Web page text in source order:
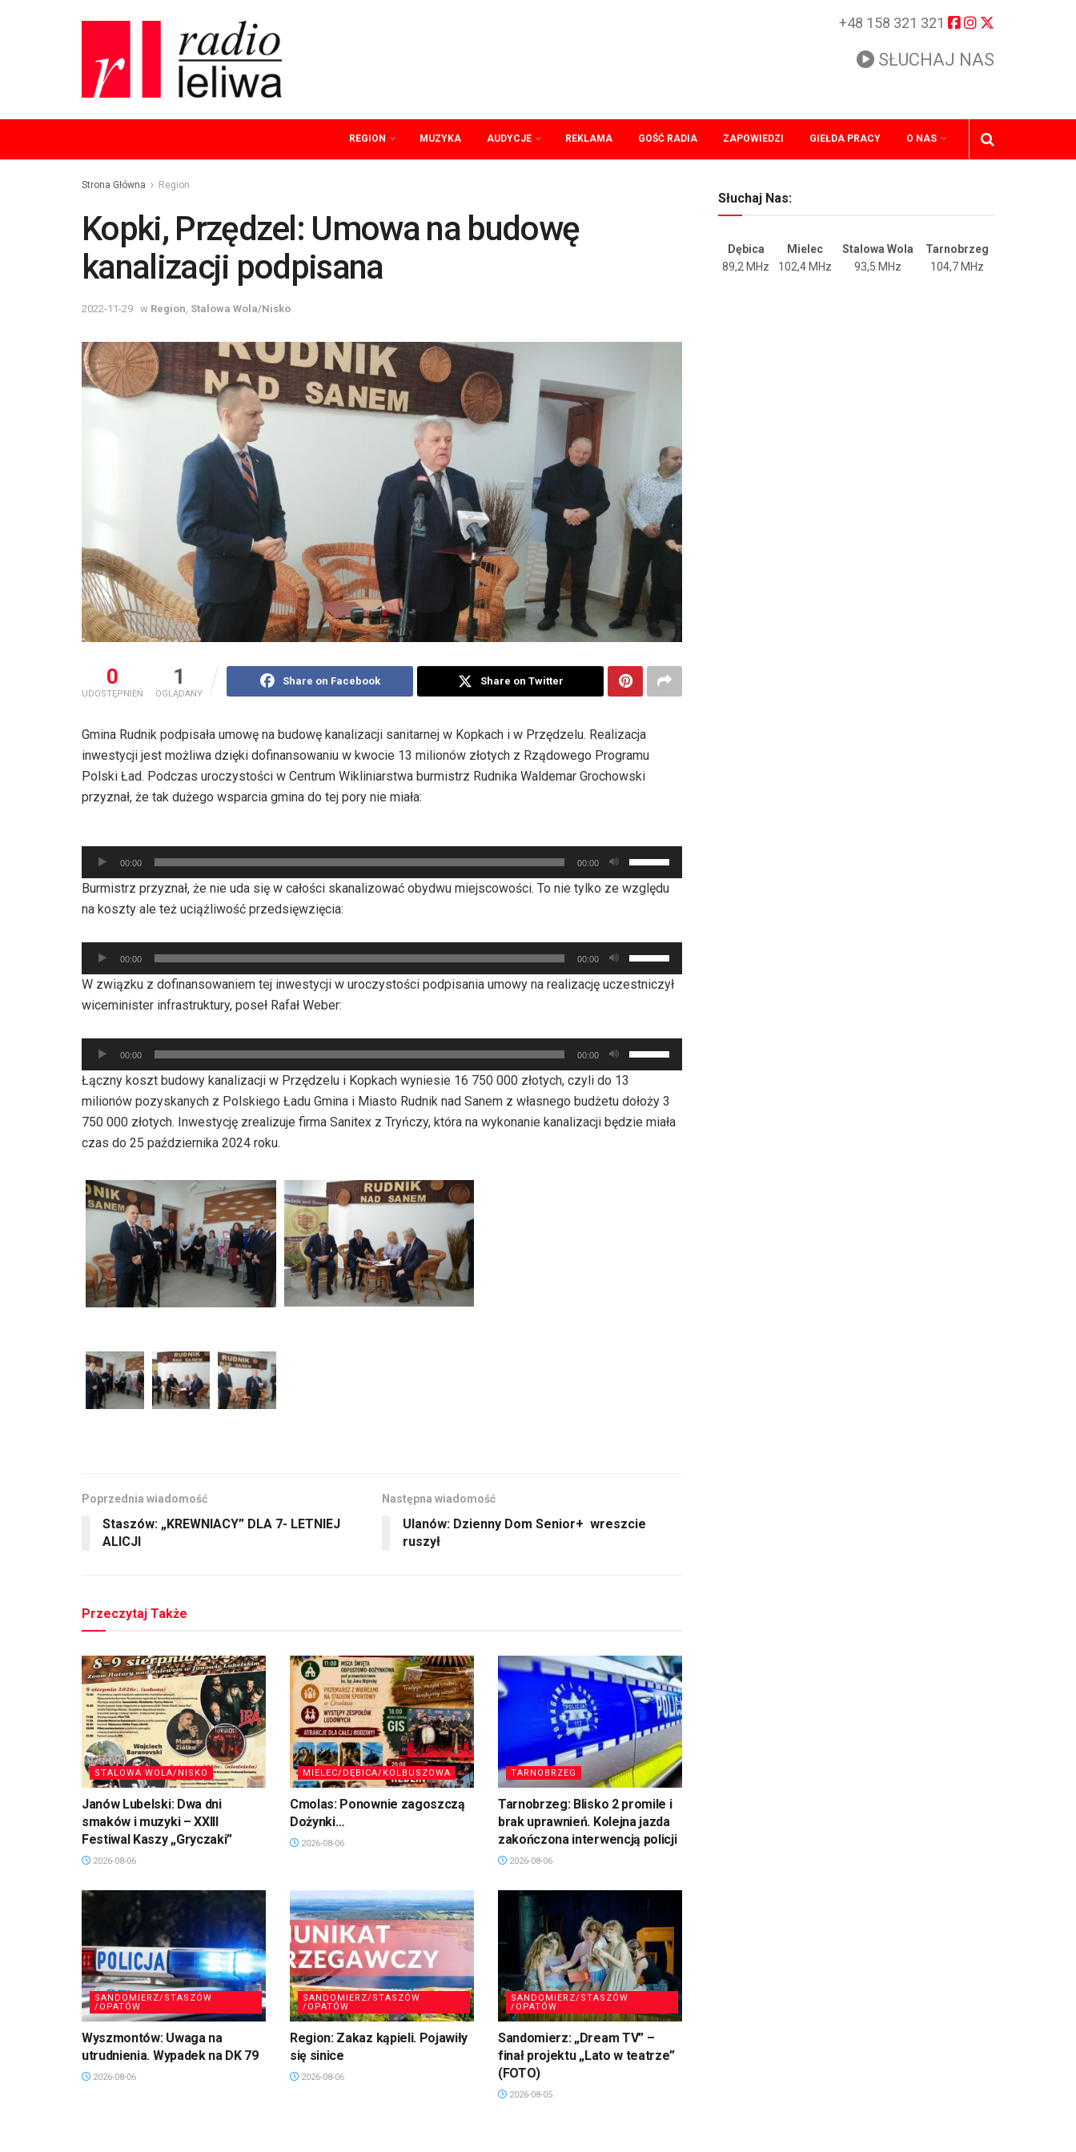
+48 158 321 321
SŁUCHAJ NAS
REGION MUZYKA AUDYCJE REKLAMA GOŚĆ RADIA ZAPOWIEDZI GIEŁDA PRACY O NAS
Strona Główna Region
Kopki, Przędzel: Umowa na budowę
kanalizacji podpisana
2022-11-29 w Region Stalowa Wola/Nisko
0
UDOSTĘPNIEŃ
1
OGLĄDANY
Share on Facebook Share on Twitter
Gmina Rudnik podpisała umowę na budowę kanalizacji sanitarnej w Kopkach i w Przędzelu. Realizacja
inwestycji jest możliwa dzięki dofinansowaniu w kwocie 13 milionów złotych z Rządowego Programu
Polski Ład. Podczas uroczystości w Centrum Wikliniarstwa burmistrz Rudnika Waldemar Grochowski
przyznał, że tak dużego wsparcia gmina do tej pory nie miała:
plików
dźwiękowych
00:00 00:00
strzałek
do
do
dołu
lub
Burmistrz przyznał, że nie uda się w całości skanalizować obydwu miejscowości. To nie tylko ze względu
na koszty ale też uciążliwość przedsięwzięcia:
Odtwarzacz
plików
dźwiękowych
00:00 00:00
strzałek
do
do
aby
zwiększyć
W związku z dofinansowaniem tej inwestycji w uroczystości podpisania umowy na realizację uczestniczył
wiceminister infrastruktury, poseł Rafał Weber:
Odtwarzacz
plików
dźwiękowych
00:00 00:00
strzałek
góry
oraz
Łączny koszt budowy kanalizacji w Przędzelu i Kopkach wyniesie 16 750 000 złotych, czyli do 13
milionów pozyskanych z Polskiego Ładu Gmina i Miasto Rudnik nad Sanem z własnego budżetu dołoży 3
750 000 złotych. Inwestycję zrealizuje firma Sanitex z Tryńczy, która na wykonanie kanalizacji będzie miała
czas do 25 października 2024 roku.
Poprzednia wiadomość
Staszów: „KREWNIACY” DLA 7- LETNIEJ
ALICJI
Następna wiadomość
Ulanów: Dzienny Dom Senior+ wreszcie
ruszył
Przeczytaj Także
STALOWA WOLA/NISKO
Janów Lubelski: Dwa dni
smaków i muzyki – XXIII
Festiwal Kaszy „Gryczaki”
2026-08-06
MIELEC/DĘBICA/KOLBUSZOWA
Cmolas: Ponownie zagoszczą
Dożynki…
2026-08-06
TARNOBRZEG
Tarnobrzeg: Blisko 2 promile i
brak uprawnień. Kolejna jazda
zakończona interwencją policji
2026-08-06
SANDOMIERZ/STASZÓW
/OPATÓW
Wyszmontów: Uwaga na
utrudnienia. Wypadek na DK 79
2026-08-06
SANDOMIERZ/STASZÓW
/OPATÓW
Region: Zakaz kąpieli. Pojawiły
się sinice
2026-08-06
SANDOMIERZ/STASZÓW
/OPATÓW
Sandomierz: „Dream TV” –
finał projektu „Lato w teatrze”
(FOTO)
2026-08-05
Słuchaj Nas:
Dębica Mielec Stalowa Wola
Tarnobrzeg
89,2 MHz
102,4 MHz 93,5 MHz 104,7 MHz